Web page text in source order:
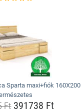
Sparta maxi+fiók 160X200
Ft391738 Ft